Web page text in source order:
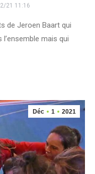
21 11:16
de Jeroen Baart qui
mais qui
Déc 1 2021